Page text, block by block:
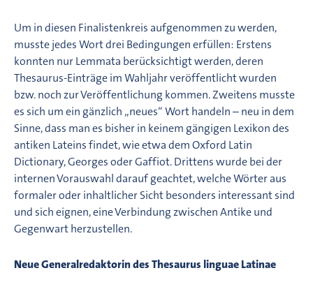
Um in diesen Finalistenkreis aufgenommen zu werden,
musste jedes Wort drei Bedingungen erfüllen: Erstens
konnten nur Lemmata berücksichtigt werden, deren
Thesaurus-Einträge im Wahljahr veröffentlicht wurden
bzw. noch zur Veröffentlichung kommen. Zweitens musste
es sich um ein gänzlich „neues“ Wort handeln – neu in dem
Sinne, dass man es bisher in keinem gängigen Lexikon des
antiken Lateins findet, wie etwa dem Oxford Latin
Dictionary, Georges oder Gaffiot. Drittens wurde bei der
internen Vorauswahl darauf geachtet, welche Wörter aus
formaler oder inhaltlicher Sicht besonders interessant sind
und sich eignen, eine Verbindung zwischen Antike und
Gegenwart herzustellen.
Neue Generalredaktorin des Thesaurus linguae Latinae